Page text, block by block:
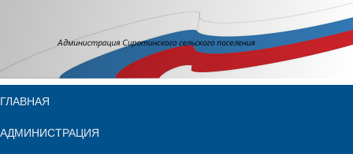
ГЛАВНАЯ
АДМИНИСТРАЦИЯ